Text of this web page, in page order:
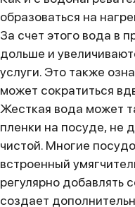
образоваться на
За счет этого вода в
дольше и
услуги. Это также
может сократиться
Жесткая вода может
пленки на посуде, не
чистой. Многие
встроенный
регулярно добавлять
создает